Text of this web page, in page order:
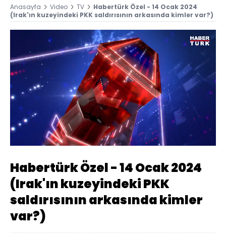
Anasayfa Video TV
Habertürk Özel - 14 Ocak 2024
(Irak'ın kuzeyindeki PKK saldırısının arkasında kimler var?)
Sesi
Aç
Yüklendi
0.38%
Oynatma
Hızı
Habertürk Özel - 14 Ocak 2024
(Irak'ın kuzeyindeki PKK
saldırısının arkasında kimler
var?)